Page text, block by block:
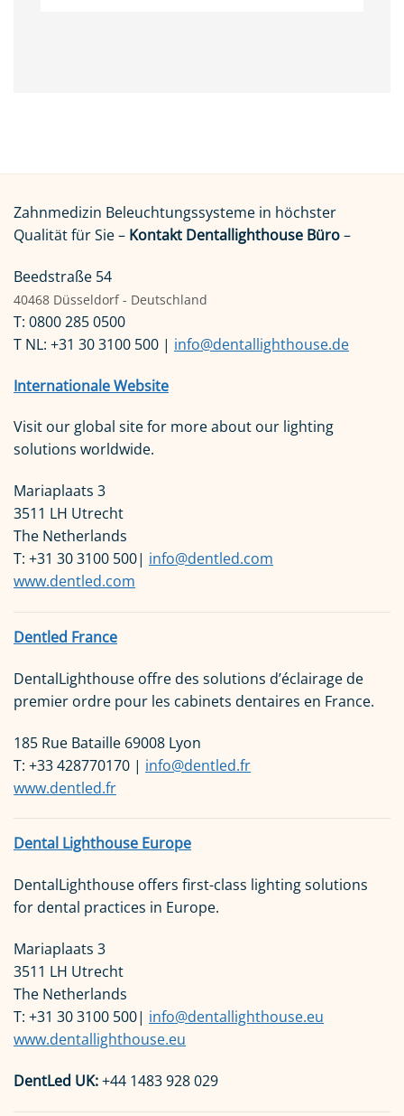
Zahnmedizin Beleuchtungssysteme in höchster
Qualität für Sie – Kontakt Dentallighthouse Büro–
Beedstraße 54
40468 Düsseldorf - Deutschland
T: 0800 285 0500
T NL: +31 30 3100 500 | info@dentallighthouse.de
Internationale Website
Visit our global site for more about our lighting
solutions worldwide.
Mariaplaats 3
3511 LH Utrecht
The Netherlands
T: +31 30 3100 500| info@dentled.com
www.dentled.com
Dentled France
DentalLighthouse offre des solutions d’éclairage de
premier ordre pour les cabinets dentaires en France.
185 Rue Bataille 69008 Lyon
T: +33 428770170 | info@dentled.fr
www.dentled.fr
Dental Lighthouse Europe
DentalLighthouse offers first-class lighting solutions
for dental practices in Europe.
Mariaplaats 3
3511 LH Utrecht
The Netherlands
T: +31 30 3100 500| info@dentallighthouse.eu
www.dentallighthouse.eu
DentLed UK:+44 1483 928 029